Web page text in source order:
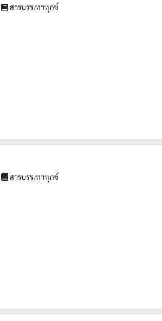
สารบรรเทาทุกข์
สารบรรเทาทุกข์